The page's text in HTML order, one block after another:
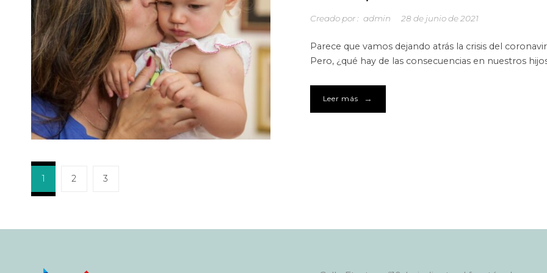
Creado por : admin 28 de junio de 2021
Parece que vamos dejando atrás la crisis del
Pero, ¿qué hay de las consecuencias en nuestros
Leer más →
1 2 3